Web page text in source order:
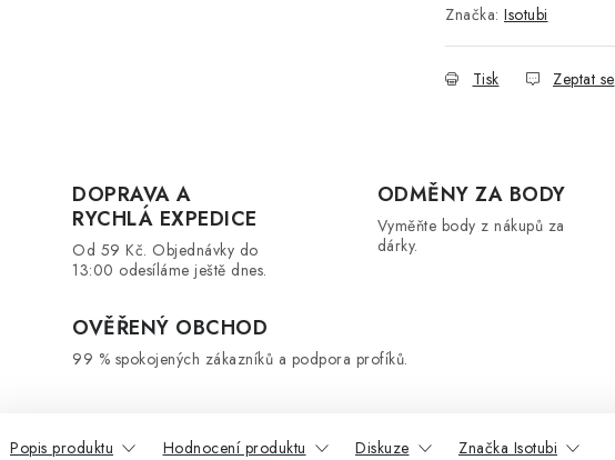
Značka: Isotubi
Tisk Zeptat se
DOPRAVA A
RYCHLÁ EXPEDICE
Od 59 Kč. Objednávky do
13:00 odesíláme ještě dnes.
ODMĚNY ZA BODY
Vyměňte body z nákupů za
dárky.
OVĚŘENÝ OBCHOD
99 % spokojených zákazníků a podpora profíků.
Popis produktu Hodnocení produktu Diskuze Značka Isotubi